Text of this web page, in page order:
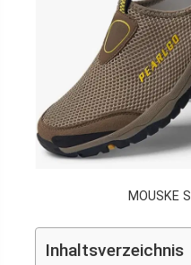
MOUSKE
Inhaltsverzeichnis